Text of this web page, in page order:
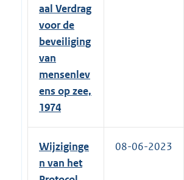
aal Verdrag
voor de
beveiliging
van
mensenlev
ens op zee,
1974
Wijziginge
n van het
08-06-2023